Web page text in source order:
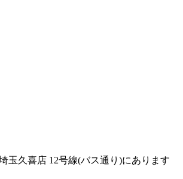
玉久喜店 12号線(バス通り)にあります